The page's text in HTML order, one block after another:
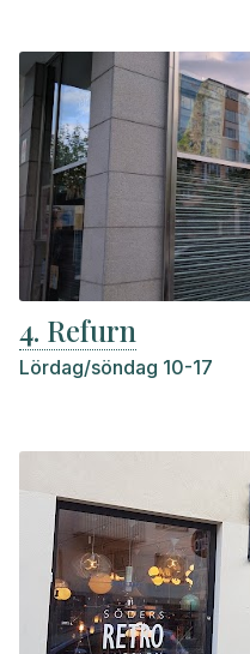
4. Refurn
Lördag/söndag 10-17